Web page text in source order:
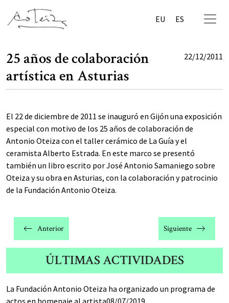
EU ES
25 años de colaboración
artística en Asturias
22/12/2011
El 22 de diciembre de 2011 se inauguró en Gijón una exposición
especial con motivo de los 25 años de colaboración de
Antonio Oteiza con el taller cerámico de La Guía y el
ceramista Alberto Estrada. En este marco se presentó
también un libro escrito por José Antonio Samaniego sobre
Oteiza y su obra en Asturias, con la colaboración y patrocinio
de la Fundación Antonio Oteiza.
entradas
Anterior Siguiente
ÚLTIMAS ACTIVIDADES
La Fundación Antonio Oteiza ha organizado un programa de
actos en homenaje al artista08/07/2019